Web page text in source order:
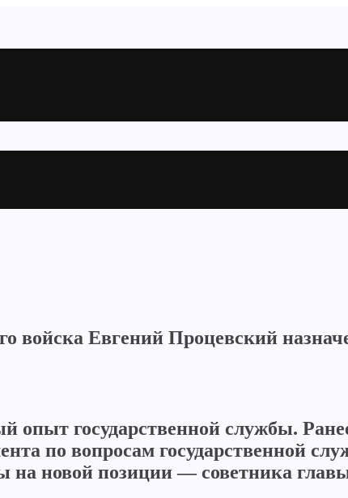
войска Евгений Процевский
опыт государственной службы.
по вопросам государственной
на новой позиции — советника